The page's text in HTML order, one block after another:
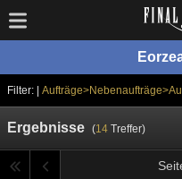
Filter: |
Ergebnisse (14Treffer)